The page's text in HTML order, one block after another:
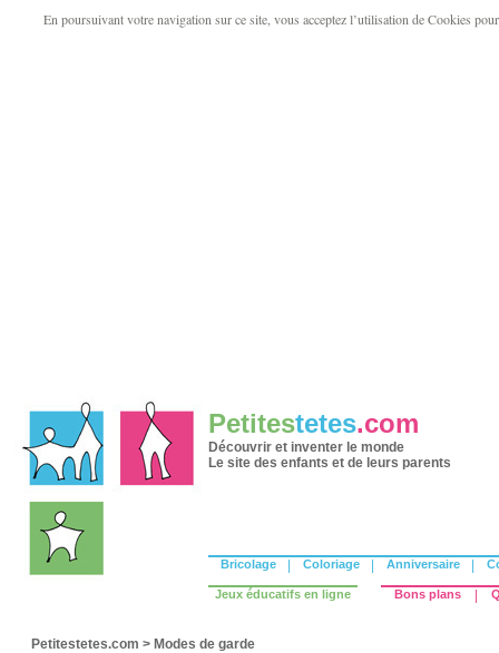
En poursuivant votre navigation sur ce site, vous acceptez l’utilisation de Cookies
Petitestetes.com
Découvrir et inventer le monde
Le site des enfants et de leurs parents
Bricolage Coloriage Anniversaire
Jeux éducatifs en ligne Bons plans
Petitestetes.com > Modes de garde